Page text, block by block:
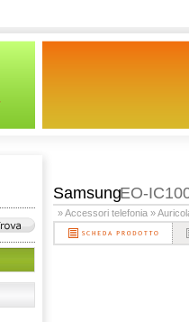
SamsungEO-
» Accessori telefonia »